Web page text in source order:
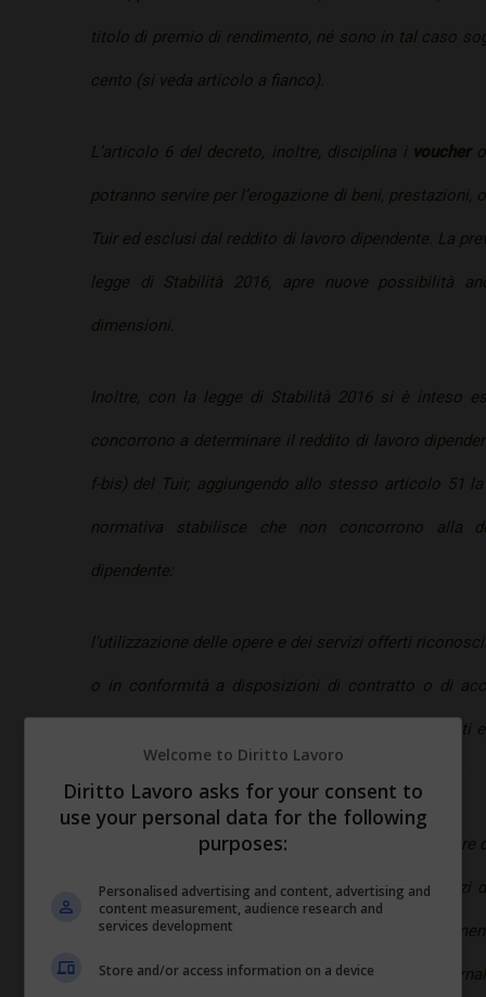
titolo di premio di rendimento, né sono in tal caso
cento (si veda articolo a fianco).
L’articolo 6 del decreto, inoltre, disciplina i voucher
potranno servire per l’erogazione di beni, prestazioni,
Tuir ed esclusi dal reddito di lavoro dipendente. La
legge di Stabilità 2016, apre nuove possibilità
dimensioni.
Inoltre, con la legge di Stabilità 2016 si è inteso
concorrono a determinare il reddito di lavoro
f-bis) del Tuir, aggiungendo allo stesso articolo 51
normativa stabilisce che non concorrono alla
dipendente:
l’utilizzazione delle opere e dei servizi offerti
o in conformità a disposizioni di contratto o di
generalità dei dipendenti o a categorie di
le somme, i servizi e le prestazioni erogati dal
a categorie di dipendenti per la fruizione dei servizi
prescolare, compresi i servizi integrativi e di
frequenza di ludoteche e di centri estivi ed
Welcome to Diritto Lavoro
Diritto Lavoro asks for your consent to
use your personal data for the following
purposes:
Personalised advertising and content, advertising and
content measurement, audience research and
services development
Store and/or access information on a device